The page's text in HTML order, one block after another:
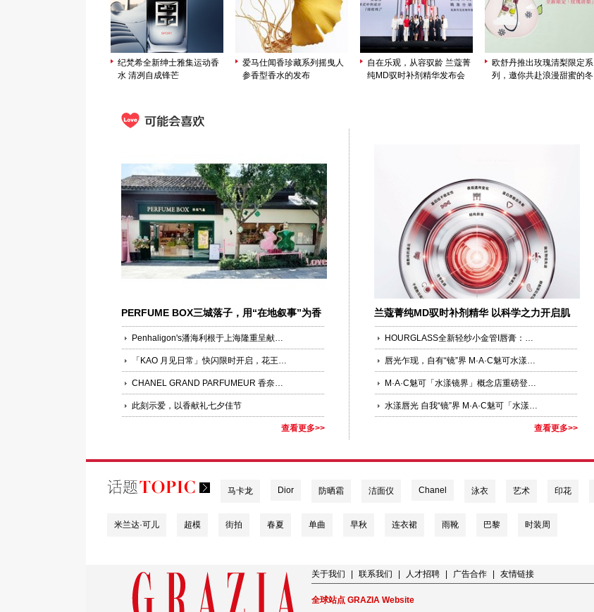
纪梵希全新绅士雅集运动香
水 清冽自成锋芒
爱马仕闻香珍藏系列摇曳人
参香型香水的发布
自在乐观，从容驭龄 兰蔻菁
纯MD驭时补剂精华发布会
欧舒丹推出玫瑰清梨限定系
列，邀你共赴浪漫甜蜜的冬
PERFUME BOX三城落子，用“在地叙事”为香
水集合店写下新解法
Penhaligon's潘海利根于上海隆重呈献《游弋之地：伦敦名流录》主题展览 致敬肖像兽首系列十周年传奇篇章
「KAO 月见日常」快闪限时开启，花王沉浸式体验联结日常美好
CHANEL GRAND PARFUMEUR 香奈儿香水造艺的极致诠释
此刻示爱，以香献礼七夕佳节
查看更多>>
兰蔻菁纯MD驭时补剂精华 以科学之力开启肌
肤长寿新范式
HOURGLASS全新轻纱小金管I唇膏：一支“会呼吸”的哑光唇膏 唇上穿纱，轻然无感，开启口红“轻润雾”时代
唇光乍现，自有“镜”界 M·A·C魅可水漾「波光」子弹头唇膏焕新登场
M·A·C魅可「水漾镜界」概念店重磅登陆上海新天地
水漾唇光 自我“镜”界 M·A·C魅可「水漾镜界」夏日限时俱乐部“镜”驻上海新天地 M·A·C水漾系列焕新上市 演绎盛夏唇光
查看更多>>
马卡龙 Dior 防晒霜 洁面仪 Chanel 泳衣 艺术 印花
米兰达·可儿 超模 街拍 春夏 单曲 早秋 连衣裙 雨靴 巴黎 时装周
关于我们 联系我们 人才招聘 广告合作 友情链接
全球站点 GRAZIA Website